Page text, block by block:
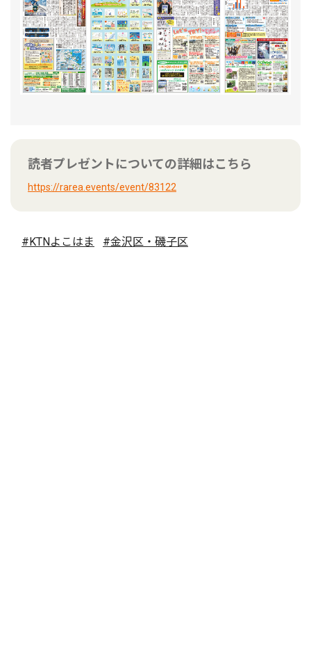
読者プレゼントについての詳細はこちら
https://rarea.events/event/83122
#KTNよこはま #金沢区・磯子区